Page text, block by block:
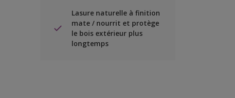
Lasure naturelle à finition
mate / nourrit et protège
le bois extérieur plus
longtemps